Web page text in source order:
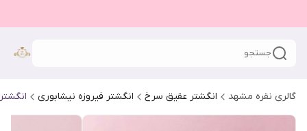
جستجو
گالری نقره مشهد انگشتر عقیق سرخ انگشتر فیروزه نیشابوری